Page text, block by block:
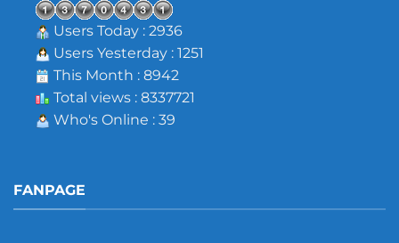
Users Today : 2936
Users Yesterday : 1251
This Month : 8942
Total views : 8337721
Who's Online : 39
FANPAGE